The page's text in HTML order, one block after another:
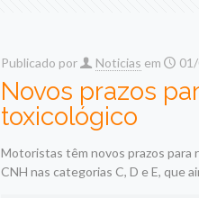
Publicado por Noticias em
Novos prazos
toxicológico
Motoristas têm novos prazos para
CNH nas categorias C, D e E, que